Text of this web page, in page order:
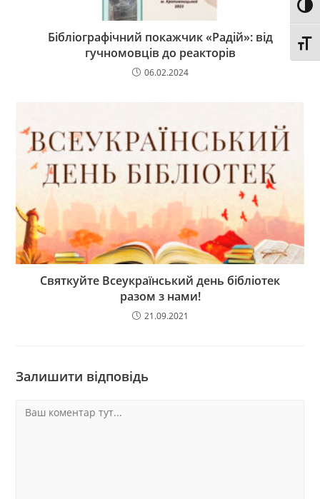
Бібліографічний покажчик «Радій»: від
гучномовців до реакторів
06.02.2024
Святкуйте Всеукраїнський день бібліотек
разом з нами!
21.09.2021
Залишити відповідь